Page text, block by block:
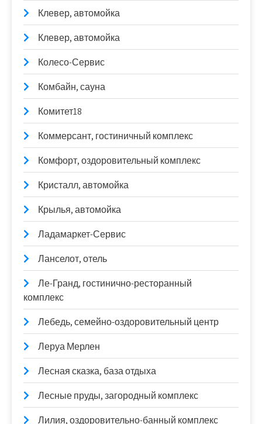
Клевер, автомойка
Клевер, автомойка
Колесо-Сервис
Комбайн, сауна
Комитет18
Коммерсант, гостиничный комплекс
Комфорт, оздоровительный комплекс
Кристалл, автомойка
Крылья, автомойка
Ладамаркет-Сервис
Ланселот, отель
Ле-Гранд, гостинично-ресторанный
комплекс
Лебедь, семейно-оздоровительный центр
Леруа Мерлен
Лесная сказка, база отдыха
Лесные пруды, загородный комплекс
Лилия, оздоровительно-банный комплекс